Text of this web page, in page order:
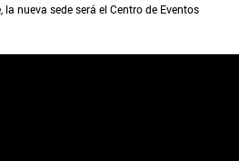
nueva sede será el Centro de Eventos